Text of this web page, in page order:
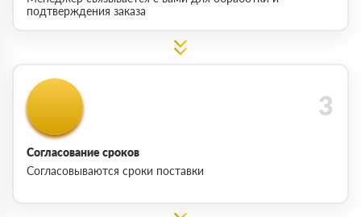
подтверждения заказа
Согласование сроков
Согласовываются сроки поставки